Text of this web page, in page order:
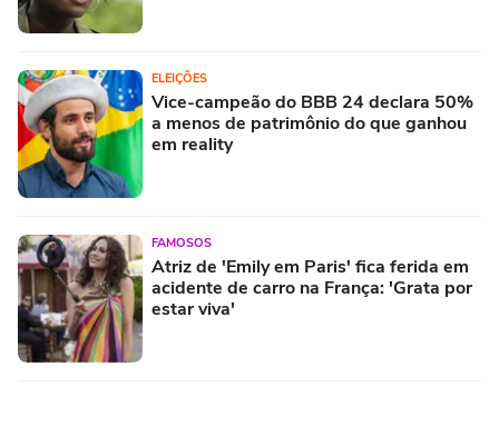
ELEIÇÕES
Vice-campeão do BBB 24 declara 50%
a menos de patrimônio do que ganhou
em reality
FAMOSOS
Atriz de 'Emily em Paris' fica ferida em
acidente de carro na França: 'Grata por
estar viva'